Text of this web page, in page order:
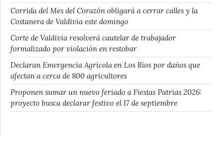
Corrida del Mes del Corazón obligará a cerrar calles y la
Costanera de Valdivia este domingo
Corte de Valdivia resolverá cautelar de trabajador
formalizado por violación en restobar
Declaran Emergencia Agrícola en Los Ríos por daños que
afectan a cerca de 800 agricultores
Proponen sumar un nuevo feriado a Fiestas Patrias 2026:
proyecto busca declarar festivo el 17 de septiembre